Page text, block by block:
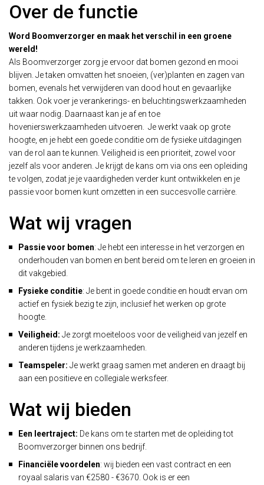
Over de functie
Word Boomverzorger en maak het verschil in een groene
wereld!
Als Boomverzorger zorg je ervoor dat bomen gezond en mooi
blijven. Je taken omvatten het snoeien, (ver)planten en zagen van
bomen, evenals het verwijderen van dood hout en gevaarlijke
takken. Ook voer je verankerings- en beluchtingswerkzaamheden
uit waar nodig. Daarnaast kan je af en toe
hovenierswerkzaamheden uitvoeren.
Je werkt vaak op grote
hoogte, en je hebt een goede conditie om de fysieke uitdagingen
van de rol aan te kunnen. Veiligheid is een prioriteit, zowel voor
jezelf als voor anderen. Je krijgt de kans om via ons een opleiding
te volgen, zodat je je vaardigheden verder kunt ontwikkelen en je
passie voor bomen kunt omzetten in een succesvolle carrière.
Wat wij vragen
Passie voor bomen: Je hebt een interesse in het verzorgen en
onderhouden van bomen en bent bereid om te leren en groeien in
dit vakgebied.
Fysieke conditie: Je bent in goede conditie en houdt ervan om
actief en fysiek bezig te zijn, inclusief het werken op grote
hoogte.
Veiligheid: Je zorgt moeiteloos voor de veiligheid van jezelf en
anderen tijdens je werkzaamheden.
Teamspeler: Je werkt graag samen met anderen en draagt bij
aan een positieve en collegiale werksfeer.
Wat wij bieden
Een leertraject: De kans om te starten met de opleiding tot
Boomverzorger binnen ons bedrijf.
Financiële voordelen: wij bieden een vast contract en een
royaal salaris van €2580 - €3670. Ook is er een